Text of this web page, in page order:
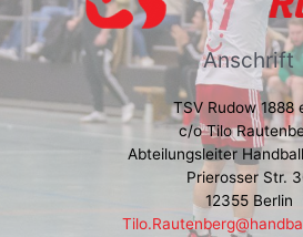
Anschrift
TSV Rudow 1888
c/o Tilo
Abteilungsleiter
Prierosser Str.
12355 Berlin